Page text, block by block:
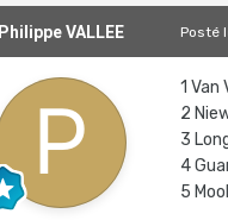
Philippe VALLEE Posté
1 Van
2
3
4
5